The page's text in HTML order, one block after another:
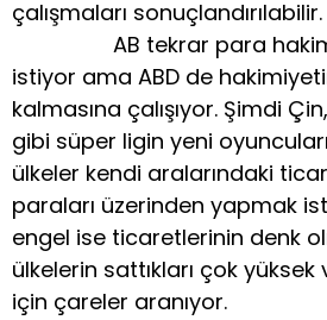
çalışmaları sonuçlandırılabilir.
AB tekrar para
istiyor ama ABD de
kalmasına çalışıyor. Şimdi
gibi süper ligin yeni
ülkeler kendi aralarındaki
paraları üzerinden yapmak
engel ise ticaretlerinin denk
ülkelerin sattıkları çok
için çareler aranıyor.